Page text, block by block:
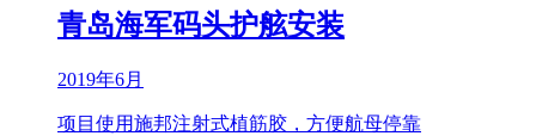
青岛海军码头护舷安装
2019年6月
项目使用施邦注射式植筋胶，方便航母停靠